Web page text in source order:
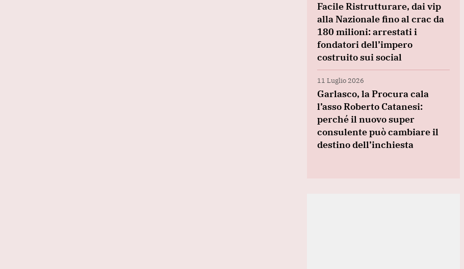
Facile Ristrutturare, dai vip
alla Nazionale fino al crac da
180 milioni: arrestati i
fondatori dell’impero
costruito sui social
11 Luglio 2026
Garlasco, la Procura cala
l’asso Roberto Catanesi:
perché il nuovo super
consulente può cambiare il
destino dell’inchiesta